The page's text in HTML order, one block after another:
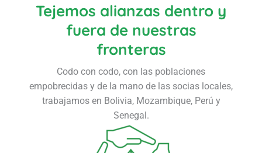
Tejemos alianzas dentro y
fuera de nuestras
fronteras
Codo con codo, con las poblaciones
empobrecidas y de la mano de las socias locales,
trabajamos en Bolivia, Mozambique, Perú y
Senegal.